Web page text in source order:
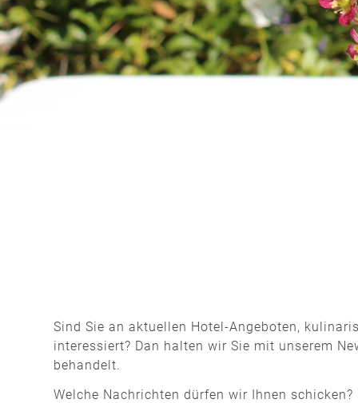
Sind Sie an aktuellen Hotel-Angeboten,
interessiert? Dan halten wir Sie mit unserem
behandelt.
Welche Nachrichten dürfen wir Ihnen schicken?